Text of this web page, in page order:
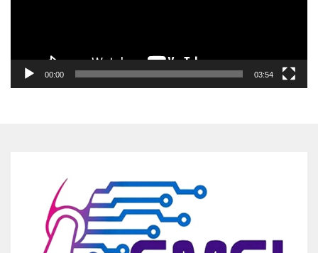
00:00 03:54